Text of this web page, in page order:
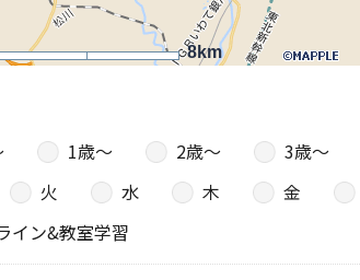
8km
1歳〜 2歳〜 3歳〜
火 水 木 金
イン&教室学習